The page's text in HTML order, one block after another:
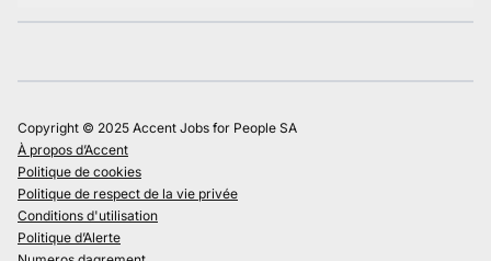
Copyright © 2025 Accent Jobs for People SA
À propos d’Accent
Politique de cookies
Politique de respect de la vie privée
Conditions d'utilisation
Politique d’Alerte